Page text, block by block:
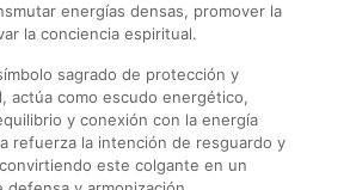
energías densas, promover la
la conciencia espiritual.
sagrado de protección y
actúa como escudo energético,
y conexión con la energía
refuerza la intención de resguardo y
este colgante en un